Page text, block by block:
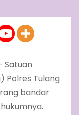
Satuan
Polres Tulang
bandar